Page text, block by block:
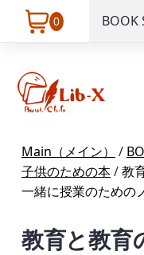
0 BOOK
Main（メイン） /
子供のための本/教
一緒に授業のための
教育と教育